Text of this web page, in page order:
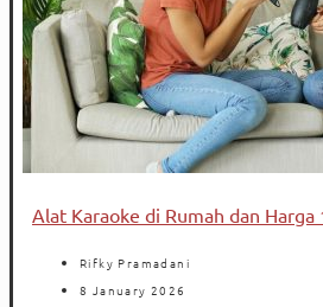
Alat Karaoke di Rumah dan Harga
Rifky Pramadani
8 January 2026